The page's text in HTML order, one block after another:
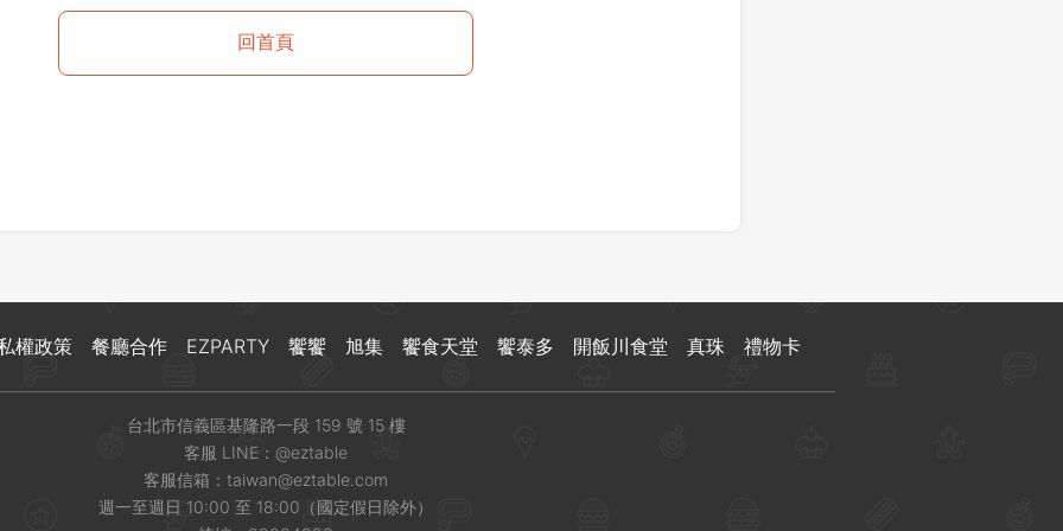
回首頁
登出
權政策 餐廳合作 EZPARTY 饗饗 旭集 饗食天堂 饗泰多 開飯川食堂 真珠 禮物卡
台北市信義區基隆路一段 159 號 15 樓
客服 LINE： @eztable
客服信箱： taiwan@eztable.com
週一至週日 10:00 至 18:00（國定假日除外）